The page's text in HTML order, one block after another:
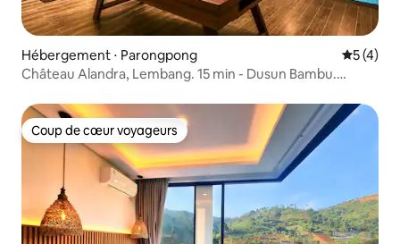
Hébergement ⋅ Parongpong
5 (4)
Château Alandra, Lembang. 15 min - Dusun Bambu.
Coup de cœur voyageurs
Coup de cœur voyageurs